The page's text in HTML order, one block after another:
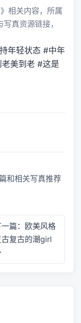
相关内容，所属
真资源链接，
年轻状态 #中年
美到老 #这是
和相关写真推荐
篇：欧美风格
古复古的潮girl